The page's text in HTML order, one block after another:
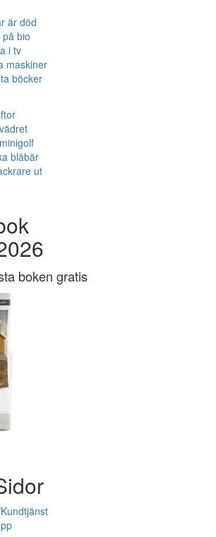
är död
bio
i tv
maskiner
böcker
blåbär
ut
boken gratis